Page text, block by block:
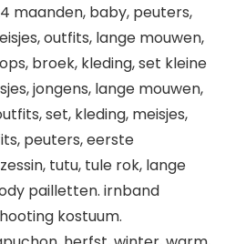
maanden, baby, peuters,
outfits, lange mouwen,
broek, kleding, set kleine
jongens, lange mouwen,
set, kleding, meisjes,
peuters, eerste
tutu, tule rok, lange
pailletten. irnband
kostuum.